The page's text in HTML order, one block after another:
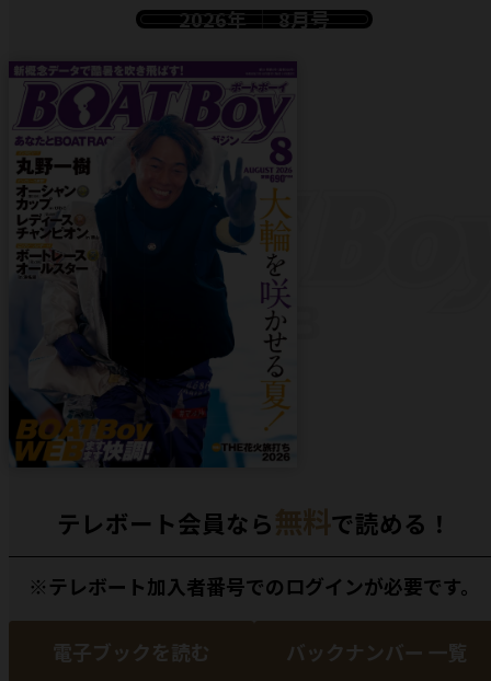
2026年 8月号
テレボート会員なら無料で読める！
※テレボート加入者番号でのログインが必要です。
電子ブックを読む バックナンバー 一覧